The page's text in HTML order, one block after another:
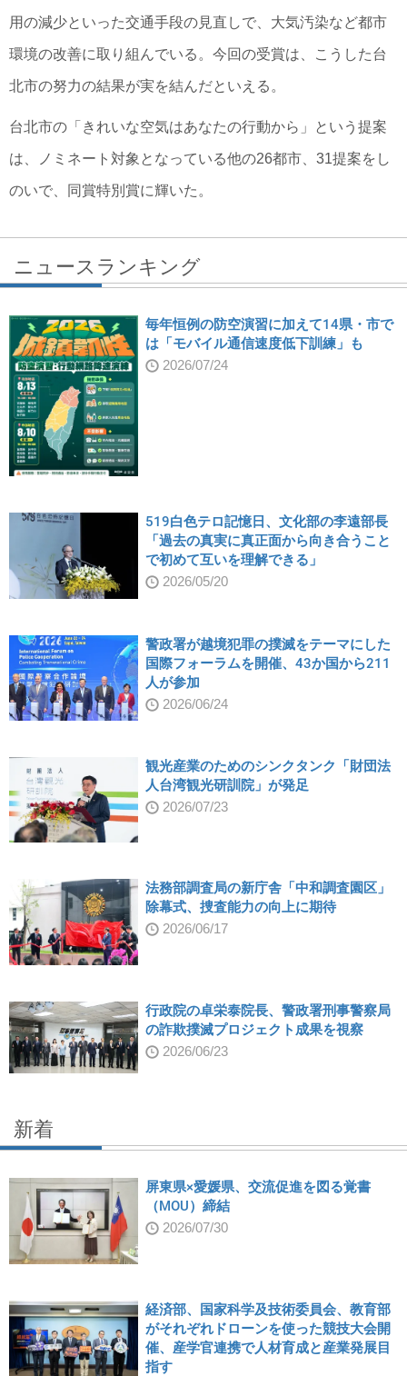
用の減少といった交通手段の見直しで、大気汚染など都市
環境の改善に取り組んでいる。今回の受賞は、こうした台
北市の努力の結果が実を結んだといえる。
台北市の「きれいな空気はあなたの行動から」という提案
は、ノミネート対象となっている他の26都市、31提案をし
のいで、同賞特別賞に輝いた。
ニュースランキング
毎年恒例の防空演習に加えて14県・市で
は「モバイル通信速度低下訓練」も
2026/07/24
519白色テロ記憶日、文化部の李遠部長
「過去の真実に真正面から向き合うこと
で初めて互いを理解できる」
2026/05/20
警政署が越境犯罪の撲滅をテーマにした
国際フォーラムを開催、43か国から211
人が参加
2026/06/24
観光産業のためのシンクタンク「財団法
人台湾観光研訓院」が発足
2026/07/23
法務部調査局の新庁舎「中和調査園区」
除幕式、捜査能力の向上に期待
2026/06/17
行政院の卓栄泰院長、警政署刑事警察局
の詐欺撲滅プロジェクト成果を視察
2026/06/23
新着
屏東県×愛媛県、交流促進を図る覚書
（MOU）締結
2026/07/30
経済部、国家科学及技術委員会、教育部
がそれぞれドローンを使った競技大会開
催、産学官連携で人材育成と産業発展目
指す